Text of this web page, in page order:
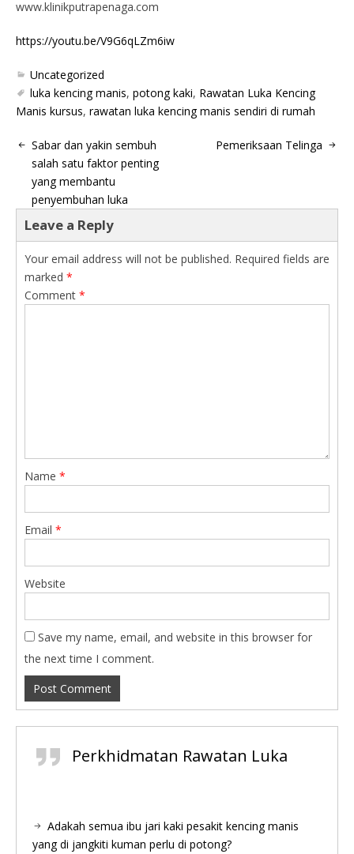
www.klinikputrapenaga.com
https://youtu.be/V9G6qLZm6iw
Uncategorized
luka kencing manis, potong kaki, Rawatan Luka Kencing
Manis kursus, rawatan luka kencing manis sendiri di rumah
Sabar dan yakin sembuh
salah satu faktor penting
yang membantu
penyembuhan luka
Pemeriksaan Telinga
Leave a Reply
Your email address will not be published. Required fields are
marked *
Comment *
Name *
Email *
Website
Save my name, email, and website in this browser for
the next time I comment.
Perkhidmatan Rawatan Luka
Adakah semua ibu jari kaki pesakit kencing manis
yang di jangkiti kuman perlu di potong?